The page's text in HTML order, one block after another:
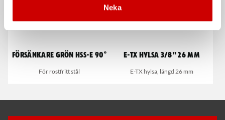
Neka
Försänkare grön HSS-E 90°
För rostfritt stål
E-TX Hylsa 3/8" 26 mm
E-TX hylsa, längd 26 mm